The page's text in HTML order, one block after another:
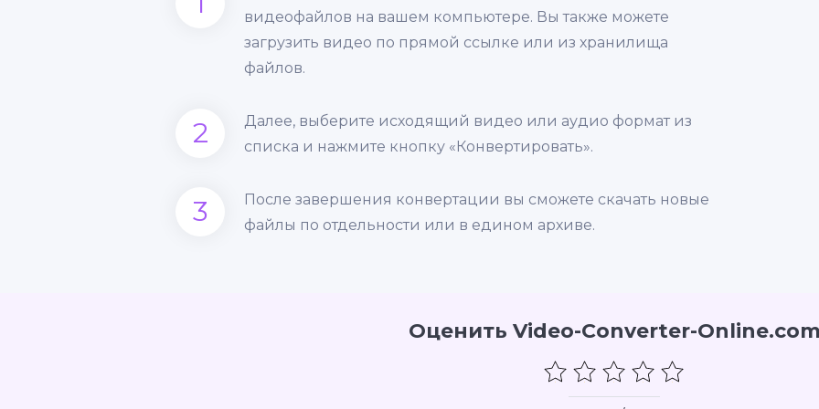
видеофайлов на вашем компьютере. Вы также можете
загрузить видео по прямой ссылке или из хранилища
файлов.
2
Далее, выберите исходящий видео или аудио формат из
списка и нажмите кнопку «Конвертировать».
3
После завершения конвертации вы сможете скачать новые
файлы по отдельности или в едином архиве.
Оценить Video-Converter-